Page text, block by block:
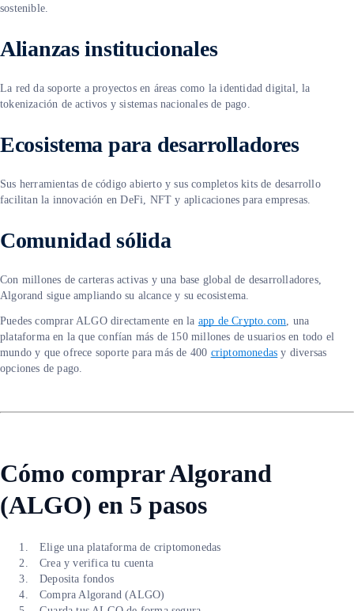
sostenible.
Alianzas institucionales
La red da soporte a proyectos en áreas como la identidad digital, la
tokenización de activos y sistemas nacionales de pago.
Ecosistema para desarrolladores
Sus herramientas de código abierto y sus completos kits de desarrollo
facilitan la innovación en DeFi, NFT y aplicaciones para empresas.
Comunidad sólida
Con millones de carteras activas y una base global de desarrolladores,
Algorand sigue ampliando su alcance y su ecosistema.
Puedes comprar ALGO directamente en la app de Crypto.com, una
plataforma en la que confían más de 150 millones de usuarios en todo el
mundo y que ofrece soporte para más de 400 criptomonedas y diversas
opciones de pago.
Cómo comprar Algorand
(ALGO) en 5 pasos
Elige una plataforma de criptomonedas
Crea y verifica tu cuenta
Deposita fondos
Compra Algorand (ALGO)